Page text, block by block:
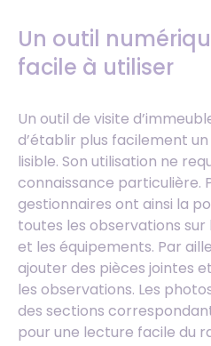
Un outil
facile à utiliser
Un outil de visite
d’établir plus facilement
lisible. Son utilisation ne
connaissance particulière.
gestionnaires ont ainsi la
toutes les observations
et les équipements. Par
ajouter des pièces jointes
les observations. Les
des sections
pour une lecture facile du